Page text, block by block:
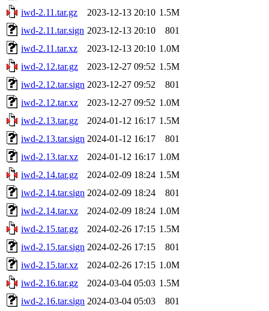
iwd-2.11.tar.gz
2023-12-13 20:10 1.5M
iwd-2.11.tar.sign 2023-12-13 20:10
801
iwd-2.11.tar.xz
2023-12-13 20:10 1.0M
iwd-2.12.tar.gz
2023-12-27 09:52 1.5M
iwd-2.12.tar.sign 2023-12-27 09:52
801
iwd-2.12.tar.xz
2023-12-27 09:52 1.0M
iwd-2.13.tar.gz
2024-01-12 16:17 1.5M
iwd-2.13.tar.sign 2024-01-12 16:17
801
iwd-2.13.tar.xz
2024-01-12 16:17 1.0M
iwd-2.14.tar.gz
2024-02-09 18:24 1.5M
iwd-2.14.tar.sign 2024-02-09 18:24
801
iwd-2.14.tar.xz
2024-02-09 18:24 1.0M
iwd-2.15.tar.gz
2024-02-26 17:15 1.5M
iwd-2.15.tar.sign 2024-02-26 17:15
801
iwd-2.15.tar.xz
2024-02-26 17:15 1.0M
iwd-2.16.tar.gz
2024-03-04 05:03 1.5M
iwd-2.16.tar.sign 2024-03-04 05:03
801